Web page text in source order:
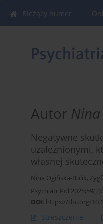
Bieżący numer
Autor
Negatywne
uzależnionymi,
własnej
Nina Ogińska-Bulik,
Psychiatr Pol
DOI: https://doi.org/
Streszczenie